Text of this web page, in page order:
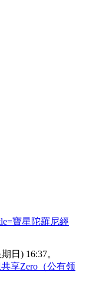
寶星陀羅尼經
日) 16:37。
享Zero（公有领